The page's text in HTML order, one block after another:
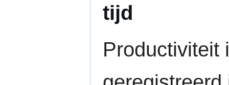
tijd
Productiviteit